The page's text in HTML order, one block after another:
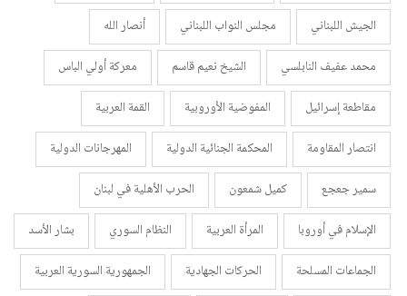
الجيش اللبناني
مجلس النواب اللبناني
أنصار الله
محمد عفيف النابلسي
الشيخ نعيم قاسم
معركة أولي الباس
مقاطعة إسرائيل
المفوضية الأوروبية
القمة العربية
انتصار المقاومة
المحكمة الجنائية الدولية
المهرجانات الدولية
سمير جعجع
كميل شمعون
الحرب الأهلية في لبنان
الإسلام في أوروبا
المرأة العربية النظام السوري
بشار الأسد
الجماعات المسلحة
الحركات الجهادية
الجمهورية السورية العربية